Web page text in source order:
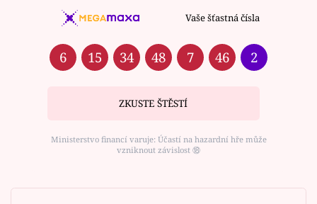
Vaše šťastná čísla
6 15 34 48 7 46 2
ZKUSTE ŠTĚSTÍ
Ministerstvo financí varuje: Účastí na hazardní hře může
vzniknout závislost ⑱